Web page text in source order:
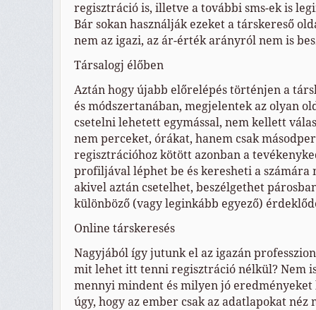
regisztráció is, illetve a további sms-ek is
Bár sokan használják ezeket a társkereső
nem az igazi, az ár-érték arányról nem is
Társalogj élőben
Aztán hogy újabb előrelépés történjen a
és módszertanában, megjelentek az olyan
csetelni lehetett egymással, nem kellett
nem perceket, órákat, hanem csak
regisztrációhoz kötött azonban a
profiljával léphet be és keresheti a
akivel aztán csetelhet, beszélgethet
különböző (vagy leginkább egyező)
Online társkeresés
Nagyjából így jutunk el az igazán
mit lehet itt tenni regisztráció nélkül? Nem
mennyi mindent és milyen jó
úgy, hogy az ember csak az adatlapokat néz